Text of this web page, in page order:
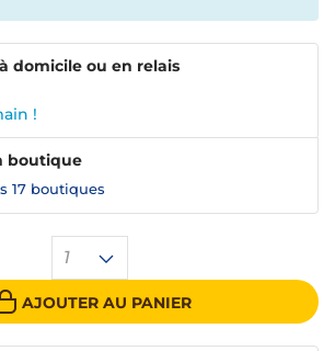
1
AJOUTER AU PANIER
domicile ou en relais
!
boutique
17 boutiques